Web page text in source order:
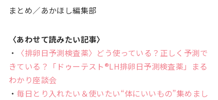
まとめ／あかほし編集部
〈あわせて読みたい記事〉
・
〈排卵日予測検査薬〉どう使っている？正しく予測で
きている？「ドゥーテスト®LH排卵日予測検査薬」まる
わかり座談会
・ 毎日とり入れたい＆使いたい“体にいいもの”集めまし